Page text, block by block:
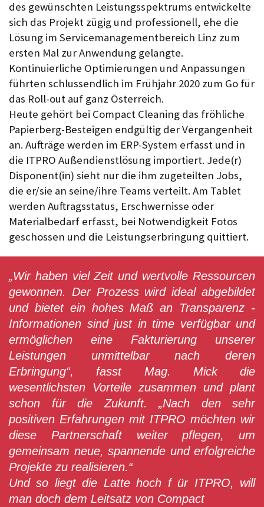
des gewünschten Leistungsspektrums entwickelte
sich das Projekt zügig und professionell, ehe die
Lösung im Servicemanagementbereich Linz zum
ersten Mal zur Anwendung gelangte.
Kontinuierliche Optimierungen und Anpassungen
führten schlussendlich im Frühjahr 2020 zum Go für
das Roll-out auf ganz Österreich.
Heute gehört bei Compact Cleaning das fröhliche
Papierberg-Besteigen endgültig der Vergangenheit
an. Aufträge werden im ERP-System erfasst und in
die ITPRO Außendienstlösung importiert. Jede(r)
Disponent(in) sieht nur die ihm zugeteilten Jobs,
die er/sie an seine/ihre Teams verteilt. Am Tablet
werden Auftragsstatus, Erschwernisse oder
Materialbedarf erfasst, bei Notwendigkeit Fotos
geschossen und die Leistungserbringung quittiert.
„Wir haben viel Zeit und wertvolle Ressourcen
gewonnen. Der Prozess wird ideal abgebildet
und bietet ein hohes Maß an Transparenz -
Informationen sind just in time verfügbar und
ermöglichen eine Fakturierung unserer
Leistungen unmittelbar nach deren
Erbringung“, fasst Mag. Mick die
wesentlichsten Vorteile zusammen und plant
schon für die Zukunft. „Nach den sehr
positiven Erfahrungen mit ITPRO möchten wir
diese Partnerschaft weiter pflegen, um
gemeinsam neue, spannende und erfolgreiche
Projekte zu realisieren.“
Und so liegt die Latte hoch f ür ITPRO, will
man doch dem Leitsatz von Compact